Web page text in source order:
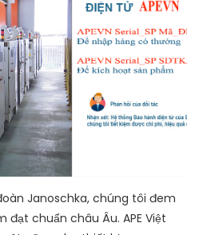
Janoschka, chúng tôi đem
đạt chuẩn châu Âu. APE Việt